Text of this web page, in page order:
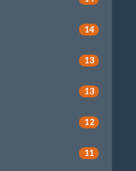
14
13
13
12
11